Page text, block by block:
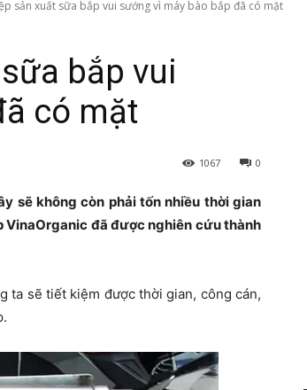
sản xuất sữa bắp vui sướng vì máy bào bắp đã có mặt
bắp vui
có mặt
0
1067
sẽ không còn phải tốn nhiều thời gian
VinaOrganic đã được nghiên cứu thành
ta sẽ tiết kiệm được thời gian, công cán,